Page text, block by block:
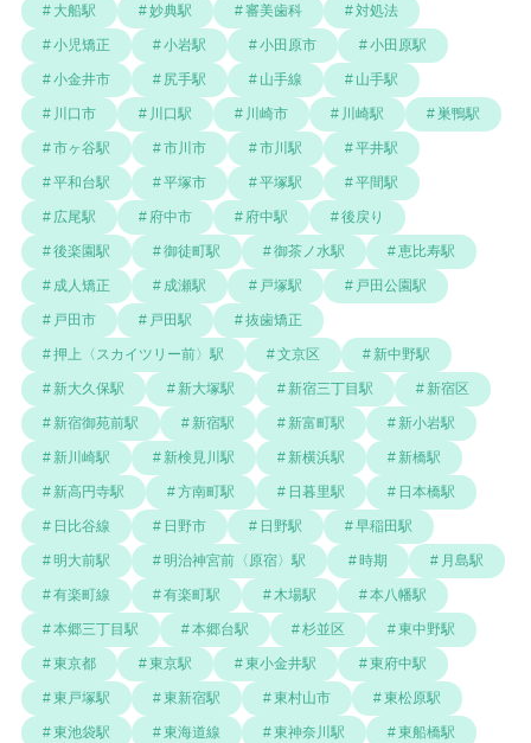
大船駅 妙典駅 審美歯科 対処法
小児矯正 小岩駅 小田原市 小田原駅
小金井市 尻手駅 山手線 山手駅
川口市 川口駅 川崎市 川崎駅 巣鴨駅
市ヶ谷駅 市川市 市川駅 平井駅
平和台駅 平塚市 平塚駅 平間駅
広尾駅 府中市 府中駅 後戻り
後楽園駅 御徒町駅 御茶ノ水駅 恵比寿駅
成人矯正 成瀬駅 戸塚駅 戸田公園駅
戸田市 戸田駅 抜歯矯正
押上〈スカイツリー前〉駅 文京区 新中野駅
新大久保駅 新大塚駅 新宿三丁目駅 新宿区
新宿御苑前駅 新宿駅 新富町駅 新小岩駅
新川崎駅 新検見川駅 新横浜駅 新橋駅
新高円寺駅 方南町駅 日暮里駅 日本橋駅
日比谷線 日野市 日野駅 早稲田駅
明大前駅 明治神宮前〈原宿〉駅 時期 月島駅
有楽町線 有楽町駅 木場駅 本八幡駅
本郷三丁目駅 本郷台駅 杉並区 東中野駅
東京都 東京駅 東小金井駅 東府中駅
東戸塚駅 東新宿駅 東村山市 東松原駅
東池袋駅 東海道線 東神奈川駅 東船橋駅